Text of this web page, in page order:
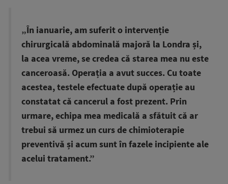
„În ianuarie, am suferit o intervenție
chirurgicală abdominală majoră la Londra și,
la acea vreme, se credea că starea mea nu este
canceroasă. Operația a avut succes. Cu toate
acestea, testele efectuate după operație au
constatat că cancerul a fost prezent. Prin
urmare, echipa mea medicală a sfătuit că ar
trebui să urmez un curs de chimioterapie
preventivă și acum sunt în fazele incipiente ale
acelui tratament.”